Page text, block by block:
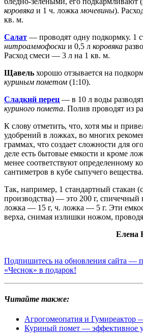
коровяка и 1 ч. ложка мочевины).
кв. м.
Салат — проводят одну подкормку. 1
нитроаммофоски и 0,5 л коровяка
Расход смеси — 3 л на 1 кв. м.
Щавель хорошо отзывается на
куриным пометом (1:10).
Сладкий перец — в 10 л воды
куриного помета. Полив проводят из
К слову отметить, что, хотя мы и
удобрений в ложках, во многих
граммах, что создает сложности для
деле есть бытовые емкости и кроме
менее соответствуют определенному
сантиметров в кубе сыпучего вещества.
Так, например, 1 стандартный стакан
производства) — это 200 г, спичечный
ложка — 15 г, ч. ложка — 5 г. Эти
верха, снимая излишки ножом,
Елена
Подпишитесь на обновления сайта —
«Чеснок» в подарок!
Читайте также:
Агрогомеопатия и
Куриный помет — эффективное